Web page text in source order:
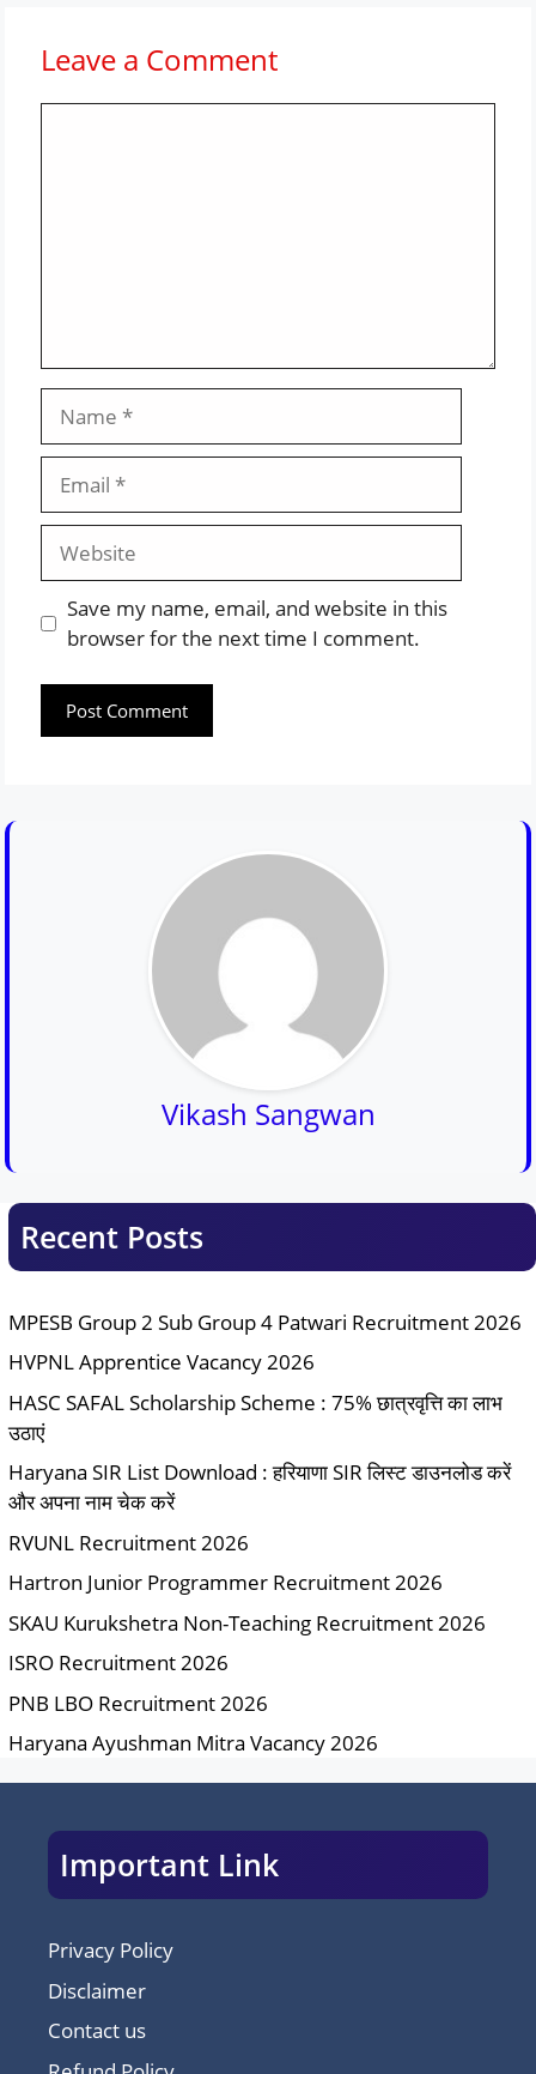
Leave a Comment
Website
Save my name, email, and website in this
browser for the next time I comment.
Vikash Sangwan
Recent Posts
MPESB Group 2 Sub Group 4 Patwari Recruitment 2026
HVPNL Apprentice Vacancy 2026
HASC SAFAL Scholarship Scheme : 75% छात्रवृत्ति का लाभ
उठाएं
Haryana SIR List Download : हरियाणा SIR लिस्ट डाउनलोड करें
और अपना नाम चेक करें
RVUNL Recruitment 2026
Hartron Junior Programmer Recruitment 2026
SKAU Kurukshetra Non-Teaching Recruitment 2026
ISRO Recruitment 2026
PNB LBO Recruitment 2026
Haryana Ayushman Mitra Vacancy 2026
Important Link
Privacy Policy
Disclaimer
Contact us